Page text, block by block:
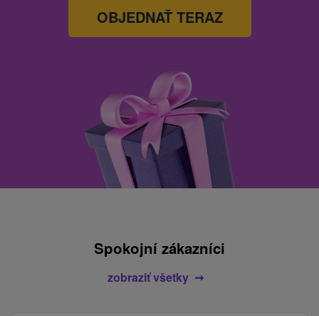
OBJEDNAŤ TERAZ
Spokojní zákazníci
zobraziť všetky